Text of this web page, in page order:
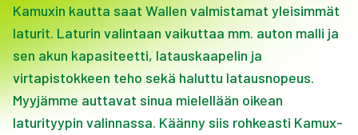
Kamuxin kautta saat Wallen valmistamat yleisimmät
laturit. Laturin valintaan vaikuttaa mm. auton malli ja
sen akun kapasiteetti, latauskaapelin ja
virtapistokkeen teho sekä haluttu latausnopeus.
Myyjämme auttavat sinua mielellään oikean
laturityypin valinnassa. Käänny siis rohkeasti Kamux-